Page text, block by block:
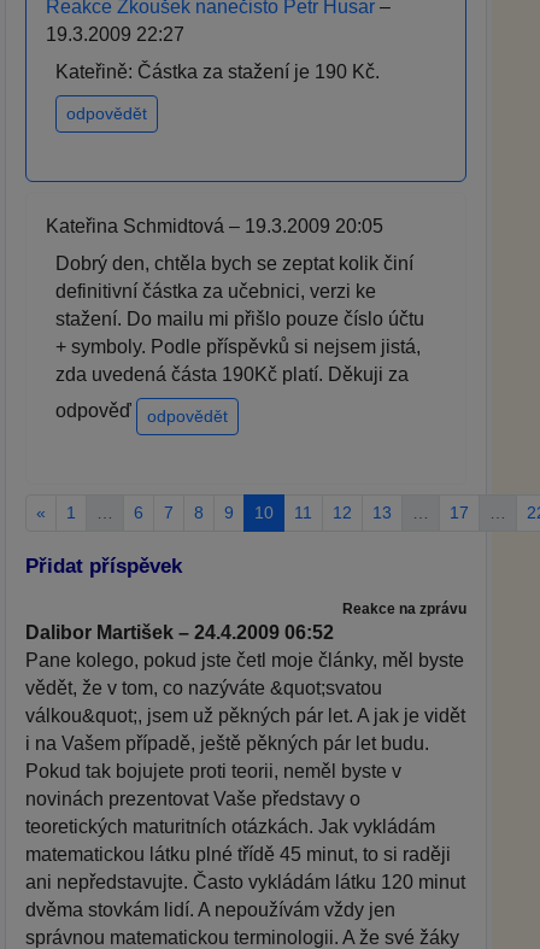
Reakce Zkoušek nanečisto Petr Husar –
19.3.2009 22:27
Kateřině: Částka za stažení je 190 Kč.
odpovědět
Kateřina Schmidtová – 19.3.2009 20:05
Dobrý den, chtěla bych se zeptat kolik činí
definitivní částka za učebnici, verzi ke
stažení. Do mailu mi přišlo pouze číslo účtu
+ symboly. Podle příspěvků si nejsem jistá,
zda uvedená částa 190Kč platí. Děkuji za
odpověď
odpovědět
« 1 6 7 8 9 10 11 12 13 17
Přidat příspěvek
Reakce na zprávu
Dalibor Martišek – 24.4.2009 06:52
Pane kolego, pokud jste četl moje články, měl byste
vědět, že v tom, co nazýváte &quot;svatou
válkou&quot;, jsem už pěkných pár let. A jak je vidět
i na Vašem případě, ještě pěkných pár let budu.
Pokud tak bojujete proti teorii, neměl byste v
novinách prezentovat Vaše představy o
teoretických maturitních otázkách. Jak vykládám
matematickou látku plné třídě 45 minut, to si raději
ani nepředstavujte. Často vykládám látku 120 minut
dvěma stovkám lidí. A nepoužívám vždy jen
správnou matematickou terminologii. A že své žáky